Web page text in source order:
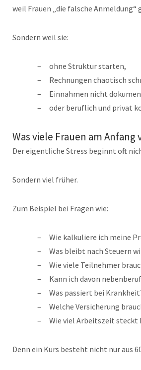
weil Frauen „die falsche Anmeldung“
Sondern weil sie:
ohne Struktur starten,
Rechnungen chaotisch
Einnahmen nicht
oder beruflich und privat
Was viele Frauen am Anfang
Der eigentliche Stress beginnt oft
Sondern viel früher.
Zum Beispiel bei Fragen wie:
Wie kalkuliere ich meine
Was bleibt nach Steuern
Wie viele Teilnehmer
Kann ich davon
Was passiert bei
Welche Versicherung
Wie viel Arbeitszeit steckt
Denn ein Kurs besteht nicht nur aus